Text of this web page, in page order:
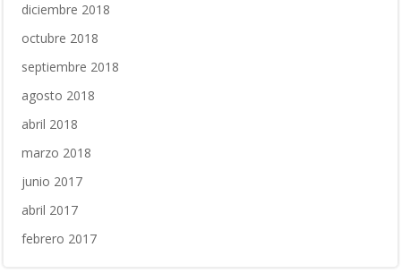
diciembre 2018
octubre 2018
septiembre 2018
agosto 2018
abril 2018
marzo 2018
junio 2017
abril 2017
febrero 2017